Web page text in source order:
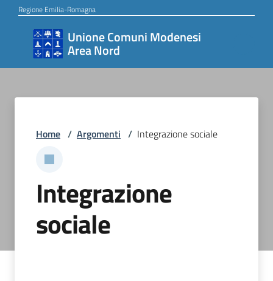
Vai al contenuto
Vai alla navigazione
Vai al footer
Regione Emilia-Romagna
Unione Comuni Modenesi
Area Nord
Unione
Comuni
Area
Amministrazione
Novità
Home / Argomenti / Integrazione sociale
Integrazione
sociale